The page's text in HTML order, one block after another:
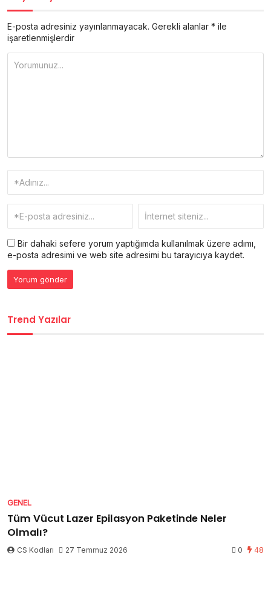
E-posta adresiniz yayınlanmayacak. Gerekli alanlar * ile
işaretlenmişlerdir
Bir dahaki sefere yorum yaptığımda kullanılmak üzere adımı,
e-posta adresimi ve web site adresimi bu tarayıcıya kaydet.
Trend Yazılar
GENEL
Tüm Vücut Lazer Epilasyon Paketinde Neler
Olmalı?
CS Kodları 27 Temmuz 2026 0 48